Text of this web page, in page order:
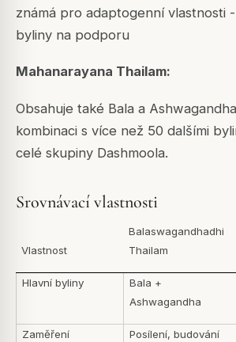
známá pro adaptogenní vlastnosti
byliny na podporu
Mahanarayana Thailam:
Obsahuje také Bala a
kombinaci s více než 50 dalšími
celé skupiny Dashmoola.
Srovnávací vlastnosti
Vlastnost
Balaswagandhadhi
Thailam
Hlavní byliny
Bala +
Ashwagandha
Zaměření
Posílení, budování